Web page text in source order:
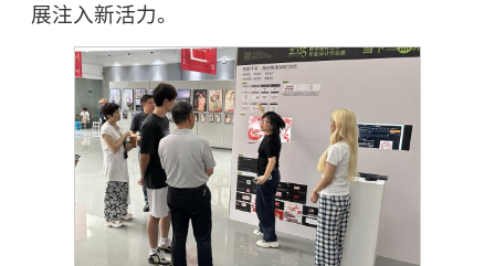
展注入新活力。